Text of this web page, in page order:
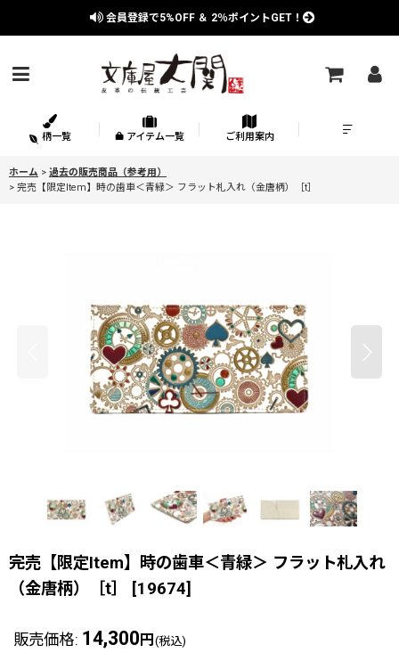
会員登録で5%OFF ＆ 2％ポイントGET！
柄一覧 アイテム一覧 ご利用案内
ホーム > 過去の販売商品（参考用）
> 完売【限定Item】時の歯車＜青緑＞ フラット札入れ（金唐柄）［t］
完売【限定Item】時の歯車＜青緑＞ フラット札入れ
（金唐柄）［t］
[19674]
販売価格: 14,300 円 (税込)